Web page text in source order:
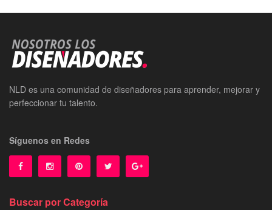
NLD es una comunidad de diseñadores para aprender, mejorar y
perfeccionar tu talento.
Síguenos en Redes
Buscar por Categoría